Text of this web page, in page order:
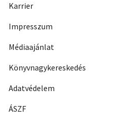
Karrier
Impresszum
Médiaajánlat
Könyvnagykereskedés
Adatvédelem
ÁSZF